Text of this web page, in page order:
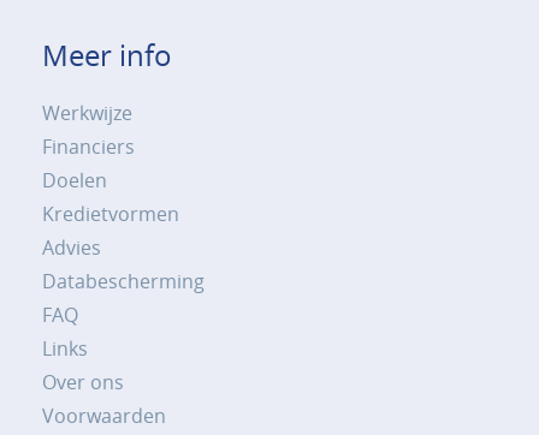
Meer info
Werkwijze
Financiers
Doelen
Kredietvormen
Advies
Databescherming
FAQ
Links
Over ons
Voorwaarden